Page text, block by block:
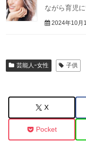
ながら育児
2024年10月
芸能人ｰ女性 子供
X
Pocket